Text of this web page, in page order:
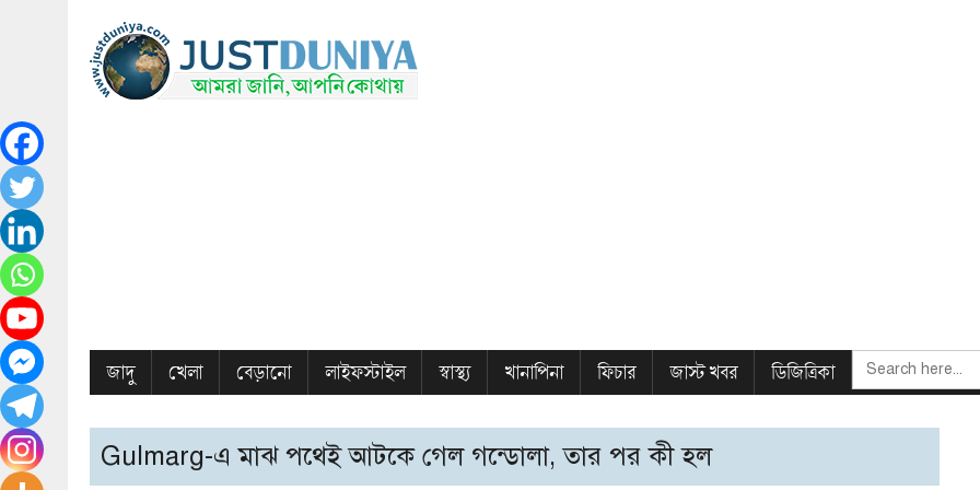
জাদু খেলা বেড়ানো লাইফস্টাইল স্বাস্থ্য খানাপিনা ফিচার জাস্ট খবর ডিজিত্রিকা
SEARCH
FOR:
Gulmarg-এ মাঝ পথেই আটকে গেল গন্ডোলা, তার পর কী হল